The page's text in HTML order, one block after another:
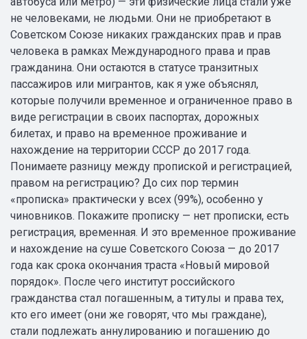
не человеками, не людьми. Они не приобретают в
Советском Союзе никаких гражданских прав и прав
человека в рамках Международного права и прав
гражданина. Они остаются в статусе транзитных
пассажиров или мигрантов, как я уже объяснял,
которые получили временное и ограниченное право в
виде регистрации в своих паспортах, дорожных
билетах, и право на временное проживание и
нахождение на территории СССР до 2017 года.
Понимаете разницу между пропиской и регистрацией,
правом на регистрацию? До сих пор термин
«прописка» практически у всех (99%), особенно у
чиновников. Покажите прописку — нет прописки, есть
регистрация, временная. И это временное проживание
и нахождение на суше Советского Союза — до 2017
года как срока окончания траста «Новый мировой
порядок». После чего институт российского
гражданства стал погашенным, а титулы и права тех,
кто его имеет (они же говорят, что мы граждане),
стали подлежать аннулированию и погашению до